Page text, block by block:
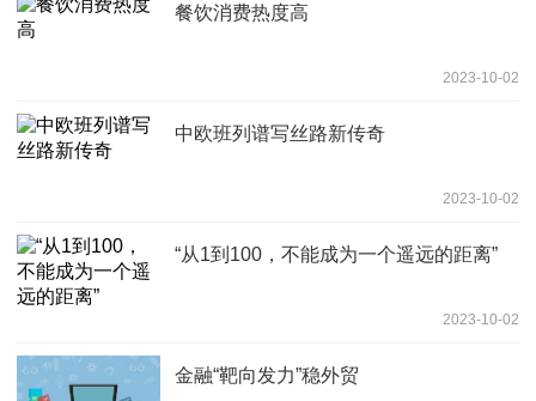
餐饮消费热度高
2023-10-02
中欧班列谱写丝路新传奇
2023-10-02
“从1到100，不能成为一个遥远的距离”
2023-10-02
金融“靶向发力”稳外贸